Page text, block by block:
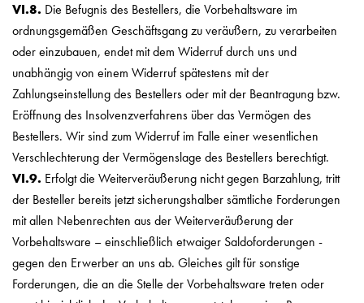
VI.8. Die Befugnis des Bestellers, die Vorbehaltsware im
ordnungsgemäßen Geschäftsgang zu veräußern, zu verarbeiten
oder einzubauen, endet mit dem Widerruf durch uns und
unabhängig von einem Widerruf spätestens mit der
Zahlungseinstellung des Bestellers oder mit der Beantragung bzw.
Eröffnung des Insolvenzverfahrens über das Vermögen des
Bestellers. Wir sind zum Widerruf im Falle einer wesentlichen
Verschlechterung der Vermögenslage des Bestellers berechtigt.
VI.9. Erfolgt die Weiterveräußerung nicht gegen Barzahlung, tritt
der Besteller bereits jetzt sicherungshalber sämtliche Forderungen
mit allen Nebenrechten aus der Weiterveräußerung der
Vorbehaltsware – einschließlich etwaiger Saldoforderungen -
gegen den Erwerber an uns ab. Gleiches gilt für sonstige
Forderungen, die an die Stelle der Vorbehaltsware treten oder